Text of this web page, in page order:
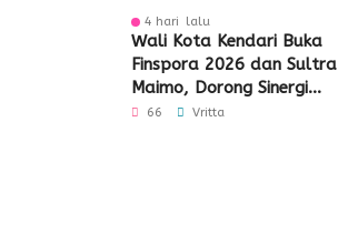
4 hari lalu
Wali Kota Kendari Buka
Finspora 2026 dan Sultra
Maimo, Dorong Sinergi
Industri Keuangan
66 Vritta